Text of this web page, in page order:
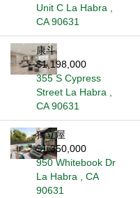
Unit C La Habra ,
CA 90631
康斗
$1,198,000
355 S Cypress
Street La Habra ,
CA 90631
獨立屋
$1,350,000
950 Whitebook Dr
La Habra , CA
90631